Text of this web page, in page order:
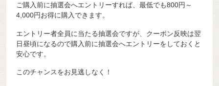
ご購入前に抽選会へエントリーすれば、最低でも800円～
4,000円お得に購入できます。
エントリー者全員に当たる抽選会ですが、クーポン反映は翌
日昼頃になるので購入前に抽選会へエントリーをしておくと
安心です。
このチャンスをお見逃しなく！